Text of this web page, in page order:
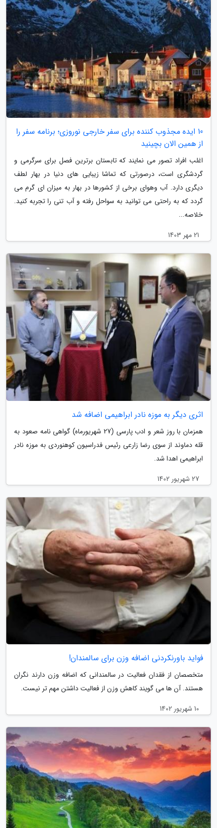
10 ایده مجذوب کننده برای سفر خارجی نوروزی؛ برنامه سفر را
از همین الان بچینید
اغلب افراد تصور می نمایند که تابستان برترین فصل برای سرگرمی و
گردشگری است، درصورتی که تماشا زیبایی های دنیا در بهار لطف
دیگری دارد. آب وهوای برخی از کشورها در بهار به میزان ای گرم می
گردد که به راحتی می توانید به سواحل رفته و آب تنی را تجربه کنید.
خلاصه...
21 مهر 1403
اثری دیگر به موزه نادر ابراهیمی اضافه شد
همزمان با روز شعر و ادب پارسی (27 شهریورماه) گواهی نامه صعود به
قله دماوند از سوی رضا زارعی رئیس فدراسیون کوهنوردی به موزه نادر
ابراهیمی اهدا شد.
27 شهریور 1402
فواید باورنکردنی اضافه وزن برای سالمندان!
متخصصان از فقدان فعالیت در سالمندانی که اضافه وزن دارند نگران
هستند. آن ها می گویند کاهش وزن از فعالیت داشتن مهم تر نیست.
10 شهریور 1402